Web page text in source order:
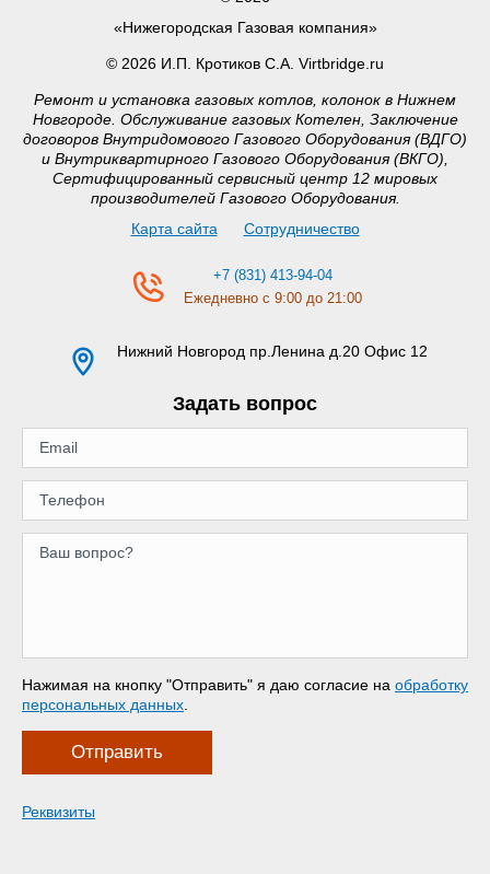
«Нижегородская Газовая компания»
© 2026 И.П. Кротиков С.А. Virtbridge.ru
Ремонт и установка газовых котлов, колонок в Нижнем
Новгороде. Обслуживание газовых Котелен, Заключение
договоров Внутридомового Газового Оборудования (ВДГО)
и Внутриквартирного Газового Оборудования (ВКГО),
Сертифицированный сервисный центр 12 мировых
производителей Газового Оборудования.
Карта сайта
Сотрудничество
+7 (831) 413-94-04
Ежедневно с 9:00 до 21:00
Нижний Новгород пр.Ленина д.20 Офис 12
Задать вопрос
Нажимая на кнопку "Отправить" я даю согласие на обработку
персональных данных
Отправить
Реквизиты